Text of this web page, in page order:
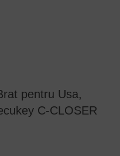
pentru Usa,
C-CLOSER